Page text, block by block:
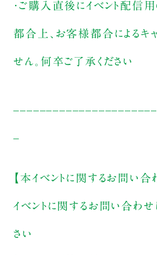
・ご購入直後にイベント配信
都合上、お客様都合によるキ
せん。何卒ご了承ください
【本イベントに関するお問い合
イベントに関するお問い合わせ
さい